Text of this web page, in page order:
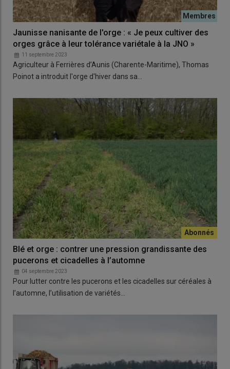
Jaunisse nanisante de l'orge : « Je peux cultiver des
orges grâce à leur tolérance variétale à la JNO »
11 septembre 2023
Agriculteur à Ferrières d’Aunis (Charente-Maritime), Thomas
Poinot a introduit l'orge d'hiver dans sa…
Blé et orge : contrer une pression grandissante des
pucerons et cicadelles à l’automne
04 septembre 2023
Pour lutter contre les pucerons et les cicadelles sur céréales à
l’automne, l’utilisation de variétés…